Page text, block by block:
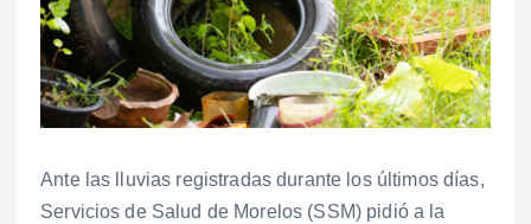
Ante las lluvias registradas durante los últimos días,
Servicios de Salud de Morelos (SSM) pidió a la